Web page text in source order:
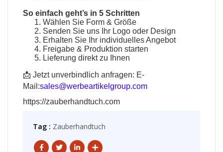
So einfach geht’s in 5 Schritten
Wählen Sie Form & Größe
Senden Sie uns Ihr Logo oder Design
Erhalten Sie Ihr individuelles Angebot
Freigabe & Produktion starten
Lieferung direkt zu Ihnen
📩 Jetzt unverbindlich anfragen: E-
Mail:sales@werbeartikelgroup.com
https://zauberhandtuch.com
Tag : Zauberhandtuch